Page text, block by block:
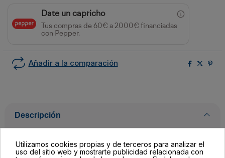
Date un capricho
Tus compras de 60€ a 2000€ financiadas
con Pepper.
Añadir a la comparación
Descripción
Detalles del producto
Utilizamos cookies propias y de terceros para analizar el
uso del sitio web y mostrarte publicidad relacionada con